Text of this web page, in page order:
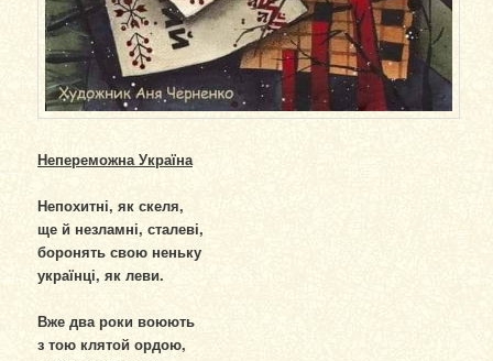
Непереможна Україна
Непохитні, як скеля,
ще й незламні, сталеві,
боронять свою неньку
українці, як леви.
Вже два роки воюють
з тою клятой ордою,